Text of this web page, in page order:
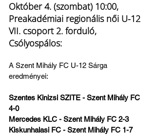
Október 4. (szombat) 10:00,
Preakadémiai regionális női U-12
VII. csoport 2. forduló,
Csólyospálos:
A Szent Mihály FC U-12 Sárga
eredményei:
Szentes Kinizsi SZITE - Szent Mihály FC
4-0
Mercedes KLC - Szent Mihály FC 2-3
Kiskunhalasi FC - Szent Mihály FC 1-7